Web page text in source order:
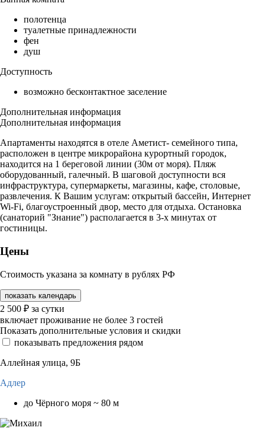
полотенца
туалетные принадлежности
фен
душ
Доступность
возможно бесконтактное заселение
Дополнительная информация
Дополнительная информация
Апартаменты находятся в отеле Аметист- семейного типа,
расположен в центре микрорайона курортный городок,
находится на 1 береговой линии (30м от моря). Пляж
оборудованный, галечный. В шаговой доступности вся
инфраструктура, супермаркеты, магазины, кафе, столовые,
развлечения. К Вашим услугам: открытый бассейн, Интернет
Wi-Fi, благоустроенный двор, место для отдыха. Остановка
(санаторий "Знание") располагается в 3-х минутах от
гостиницы.
Цены
Стоимость указана за комнату в рублях РФ
показать календарь
2 500 ₽ за сутки
включает проживание не более 3 гостей
Показать дополнительные условия и скидки
показывать предложения рядом
Аллейная улица, 9Б
Адлер
до Чёрного моря ~ 80 м